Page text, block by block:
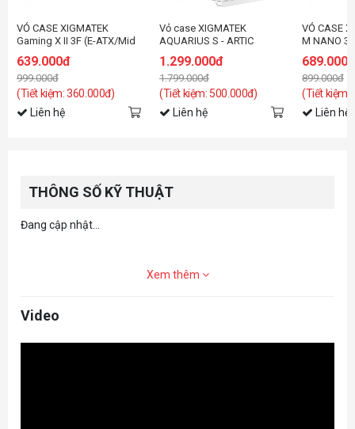
VỎ CASE XIGMATEK
Gaming X II 3F (E-ATX/Mid
639.000đ
999.000đ
(Tiết kiệm: 360.000đ)
Liên hệ
Vỏ case XIGMATEK
AQUARIUS S - ARTIC
1.299.000đ
1.799.000đ
(Tiết kiệm: 500.000đ)
Liên hệ
VỎ CASE
M NANO
689.000đ
899.000đ
(Tiết kiệm:
Liên hệ
THÔNG SỐ KỸ THUẬT
Đang cập nhật...
Xem thêm
Video